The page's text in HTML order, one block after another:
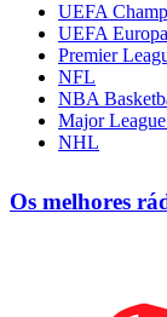
UEFA
UEFA
Premier
NFL
NBA
Major
NHL
Os melhores